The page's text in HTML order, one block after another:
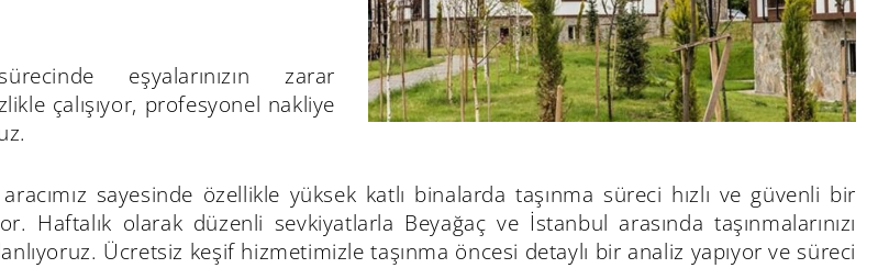
eşyalarınızın zarar
çalışıyor, profesyonel nakliye
sayesinde özellikle yüksek katlı binalarda taşınma süreci hızlı ve güvenli bir
Haftalık olarak düzenli sevkiyatlarla Beyağaç ve İstanbul arasında taşınmalarınızı
Ücretsiz keşif hizmetimizle taşınma öncesi detaylı bir analiz yapıyor ve süreci